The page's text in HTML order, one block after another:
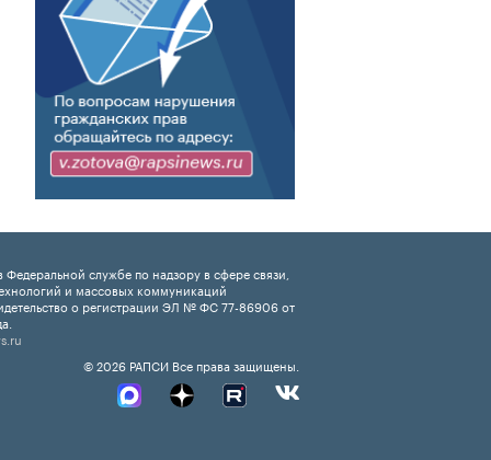
службе по надзору в сфере связи,
и массовых коммуникаций
о регистрации ЭЛ № ФС 77-86906 от
© 2026 РАПСИ Все права защищены.